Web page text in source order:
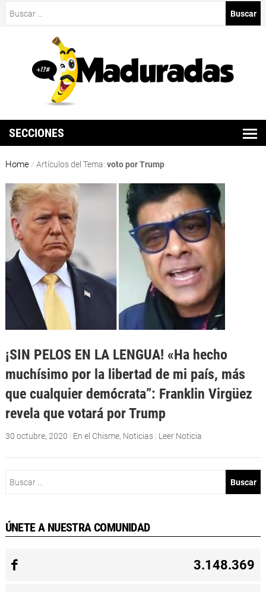
SECCIONES
Home / Artículos del Tema: voto por Trump
¡SIN PELOS EN LA LENGUA! «Ha hecho
muchísimo por la libertad de mi país, más
que cualquier demócrata”: Franklin Virgüez
revela que votará por Trump
30 octubre, 2020 | En el Chisme, Noticias | Leer Noticia
ÚNETE A NUESTRA COMUNIDAD
3.148.369